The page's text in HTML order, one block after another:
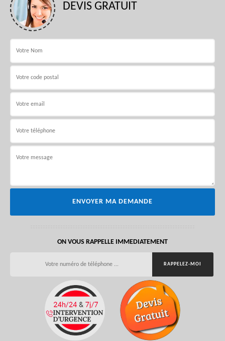
DEVIS GRATUIT
ON VOUS RAPPELLE IMMEDIATEMENT